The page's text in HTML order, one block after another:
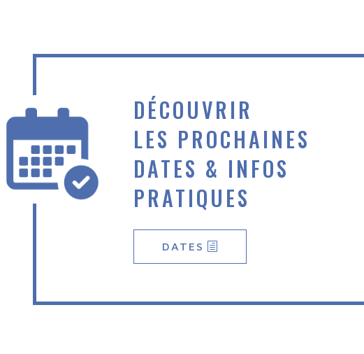
DÉCOUVRIR
LES PROCHAINES
DATES & INFOS
PRATIQUES
DATES